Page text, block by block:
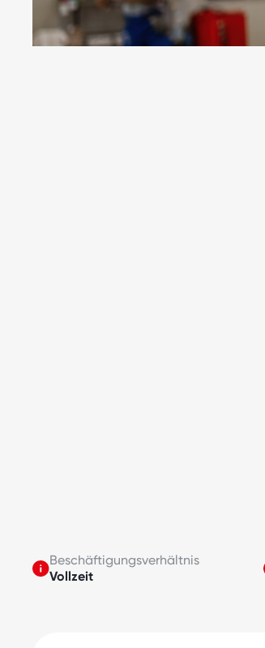
Beschäftigungsverhältnis
Vollzeit